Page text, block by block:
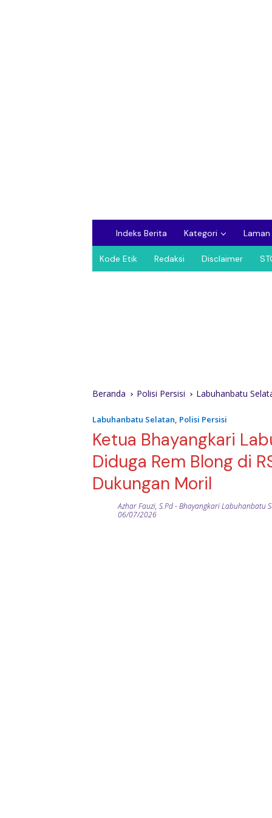
Indeks Berita Kategori Laman
Kode Etik Redaksi Disclaimer
Beranda Polisi Persisi Labuhanbatu
Labuhanbatu Selatan, Polisi Persisi
Ketua Bhayangkari
Diduga Rem Blong di
Dukungan Moril
Azhar Fauzi, S.Pd-Bhayangkari Labuhanbatu
06/07/2026